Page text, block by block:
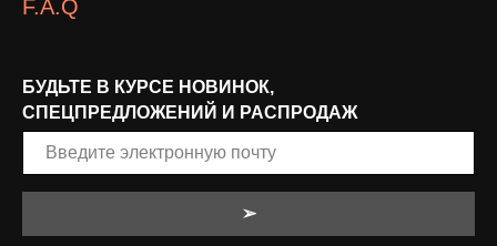
F.A.Q
БУДЬТЕ В КУРСЕ НОВИНОК,
СПЕЦПРЕДЛОЖЕНИЙ И РАСПРОДАЖ
➢